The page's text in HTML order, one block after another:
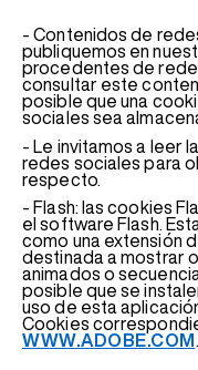
- Contenidos de
publiquemos en
procedentes de
consultar este
posible que una
sociales sea
- Le invitamos a leer
redes sociales para
respecto.
- Flash: las cookies
el software Flash.
como una extensión
destinada a mostrar
animados o
posible que se
uso de esta
Cookies
WWW.ADOBE.COM .